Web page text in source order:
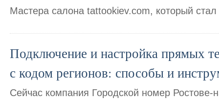
Мастера салона tattookiev.com, который
Подключение и настройка прямых
с кодом регионов: способы и
Сейчас компания Городской номер Ростове-